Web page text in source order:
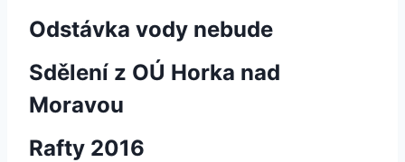
Odstávka vody nebude
Sdělení z OÚ Horka nad
Moravou
Rafty 2016